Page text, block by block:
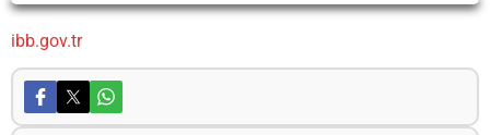
Yayın Yükleniyor...
ibb.gov.tr